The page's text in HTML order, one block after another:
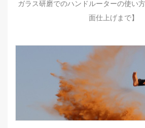
ガラス研磨でのハンドルーターの使い
面仕上げまで】